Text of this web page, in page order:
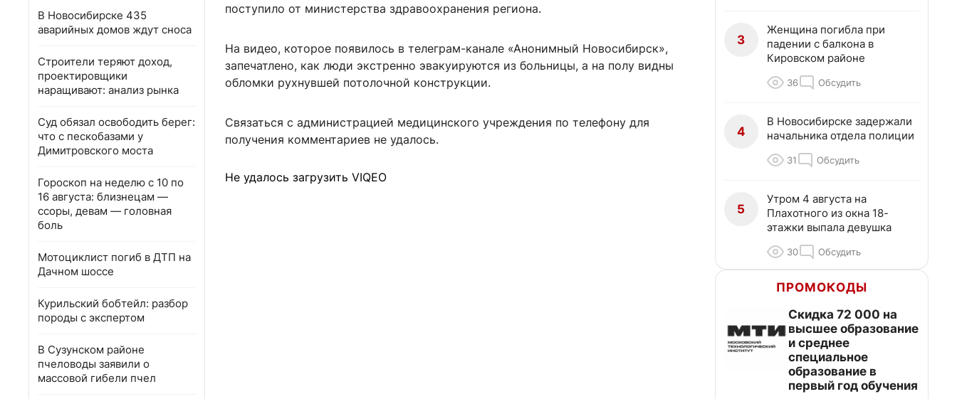
В Новосибирске 435
аварийных домов ждут сноса
Строители теряют доход,
проектировщики
наращивают: анализ рынка
Суд обязал освободить берег:
что с пескобазами у
Димитровского моста
Гороскоп на неделю с 10 по
16 августа: близнецам —
ссоры, девам — головная
боль
Мотоциклист погиб в ДТП на
Дачном шоссе
Курильский бобтейл: разбор
породы с экспертом
В Сузунском районе
пчеловоды заявили о
массовой гибели пчел
поступило от министерства здравоохранения региона.
На видео, которое появилось в телеграм-канале «Анонимный Новосибирск»,
запечатлено, как люди экстренно эвакуируются из больницы, а на полу видны
обломки рухнувшей потолочной конструкции.
Связаться с администрацией медицинского учреждения по телефону для
получения комментариев не удалось.
Не удалось загрузить VIQEO
3
Женщина погибла при
падении с балкона в
Кировском районе
36 Обсудить
4
В Новосибирске задержали
начальника отдела полиции
31 Обсудить
5
Утром 4 августа на
Плахотного из окна 18-
этажки выпала девушка
30 Обсудить
ПРОМОКОДЫ
Скидка 72 000 на
высшее образование
и среднее
специальное
образование в
первый год обучения